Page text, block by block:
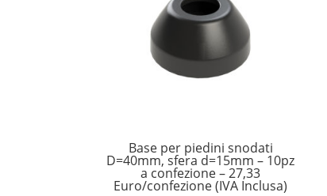
Base per piedini snodati
D=40mm, sfera d=15mm – 10pz
a confezione – 27,33
Euro/confezione (IVA Inclusa)